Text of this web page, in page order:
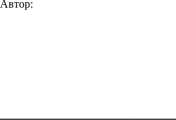
Автор: